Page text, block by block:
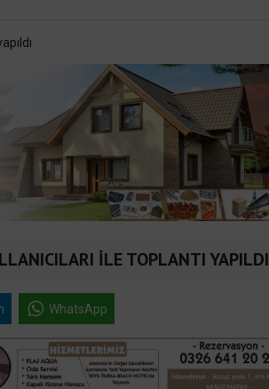
İLE TOPLANTI YAPILDI
WhatsApp